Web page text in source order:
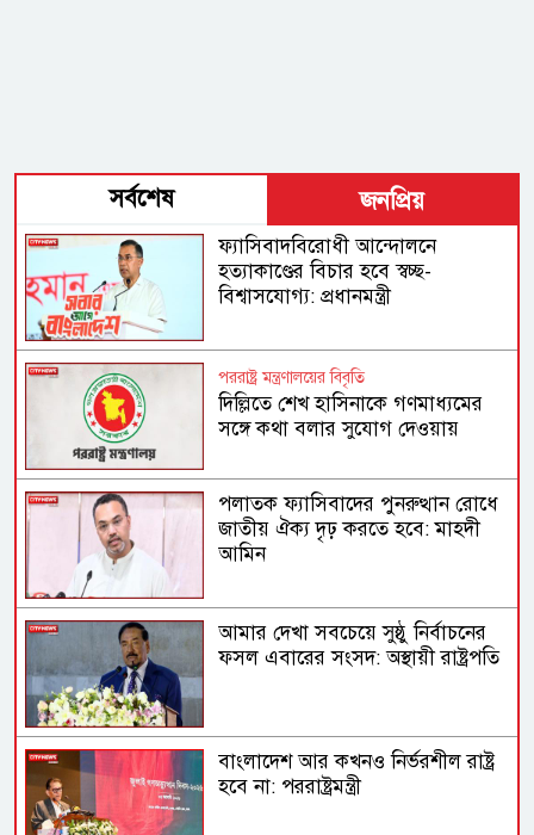
সর্বশেষ জনপ্রিয়
ফ্যাসিবাদবিরোধী আন্দোলনে
হত্যাকাণ্ডের বিচার হবে স্বচ্ছ-
বিশ্বাসযোগ্য: প্রধানমন্ত্রী
পররাষ্ট্র মন্ত্রণালয়ের বিবৃতি
দিল্লিতে শেখ হাসিনাকে গণমাধ্যমের
সঙ্গে কথা বলার সুযোগ দেওয়ায়
পলাতক ফ্যাসিবাদের পুনরুত্থান রোধে
জাতীয় ঐক্য দৃঢ় করতে হবে: মাহদী
আমিন
আমার দেখা সবচেয়ে সুষ্ঠু নির্বাচনের
ফসল এবারের সংসদ: অস্থায়ী রাষ্ট্রপতি
বাংলাদেশ আর কখনও নির্ভরশীল রাষ্ট্র
হবে না: পররাষ্ট্রমন্ত্রী